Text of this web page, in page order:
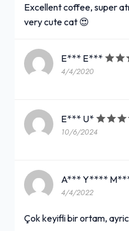
Excellent coffee, super
very cute cat 😍
E*** E***
4/4/2020
E*** U*
10/6/2024
A*** Y****
4/4/2022
Çok keyifli bir ortam,